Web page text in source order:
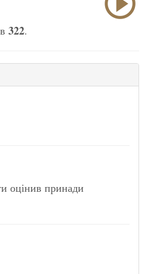
322.
оцінив принади